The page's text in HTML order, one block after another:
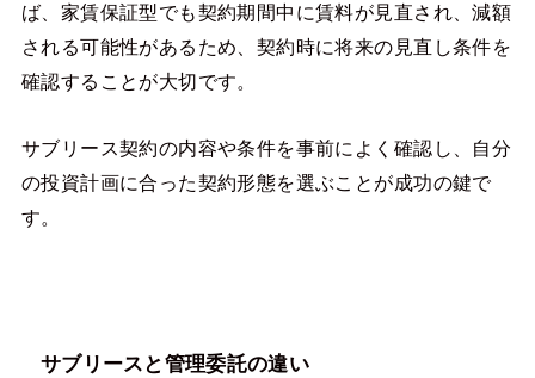
ば、家賃保証型でも契約期間中に賃料が見直され、減額
される可能性があるため、契約時に将来の見直し条件を
確認することが大切です。
サブリース契約の内容や条件を事前によく確認し、自分
の投資計画に合った契約形態を選ぶことが成功の鍵で
す。
サブリースと管理委託の違い